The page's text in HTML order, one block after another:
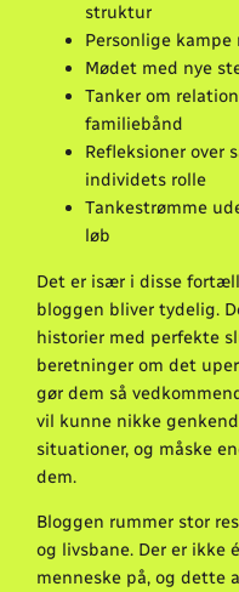
struktur
Personlige
Mødet med nye
Tanker om
familiebånd
Refleksioner over
individets rolle
Tankestrømme
løb
Det er især i disse
bloggen bliver tydelig.
historier med perfekte
beretninger om det
gør dem så
vil kunne nikke
situationer, og måske
dem.
Bloggen rummer stor
og livsbane. Der er
menneske på, og dette